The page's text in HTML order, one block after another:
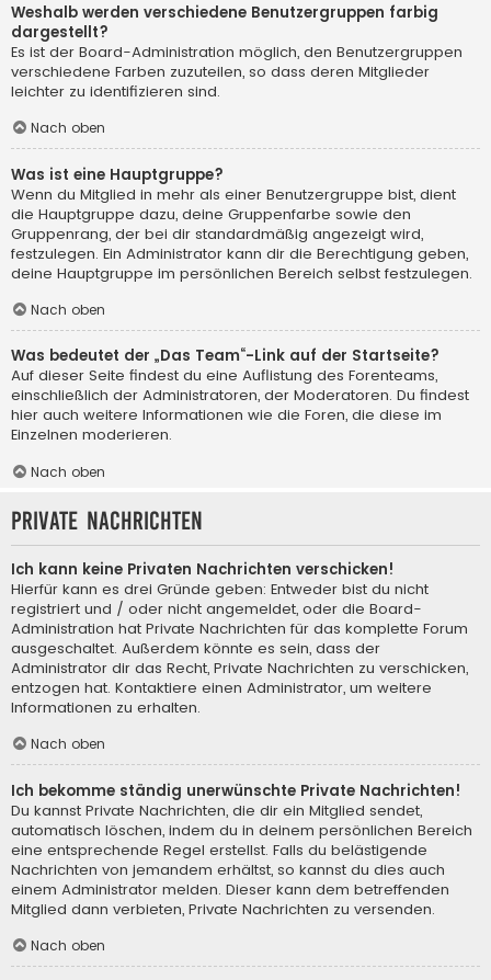
Weshalb werden verschiedene Benutzergruppen farbig
dargestellt?
Es ist der Board-Administration möglich, den Benutzergruppen
verschiedene Farben zuzuteilen, so dass deren Mitglieder
leichter zu identifizieren sind.
Nach oben
Was ist eine Hauptgruppe?
Wenn du Mitglied in mehr als einer Benutzergruppe bist, dient
die Hauptgruppe dazu, deine Gruppenfarbe sowie den
Gruppenrang, der bei dir standardmäßig angezeigt wird,
festzulegen. Ein Administrator kann dir die Berechtigung geben,
deine Hauptgruppe im persönlichen Bereich selbst festzulegen.
Nach oben
Was bedeutet der „Das Team“-Link auf der Startseite?
Auf dieser Seite findest du eine Auflistung des Forenteams,
einschließlich der Administratoren, der Moderatoren. Du findest
hier auch weitere Informationen wie die Foren, die diese im
Einzelnen moderieren.
Nach oben
Private Nachrichten
Ich kann keine Privaten Nachrichten verschicken!
Hierfür kann es drei Gründe geben: Entweder bist du nicht
registriert und / oder nicht angemeldet, oder die Board-
Administration hat Private Nachrichten für das komplette Forum
ausgeschaltet. Außerdem könnte es sein, dass der
Administrator dir das Recht, Private Nachrichten zu verschicken,
entzogen hat. Kontaktiere einen Administrator, um weitere
Informationen zu erhalten.
Nach oben
Ich bekomme ständig unerwünschte Private Nachrichten!
Du kannst Private Nachrichten, die dir ein Mitglied sendet,
automatisch löschen, indem du in deinem persönlichen Bereich
eine entsprechende Regel erstellst. Falls du belästigende
Nachrichten von jemandem erhältst, so kannst du dies auch
einem Administrator melden. Dieser kann dem betreffenden
Mitglied dann verbieten, Private Nachrichten zu versenden.
Nach oben